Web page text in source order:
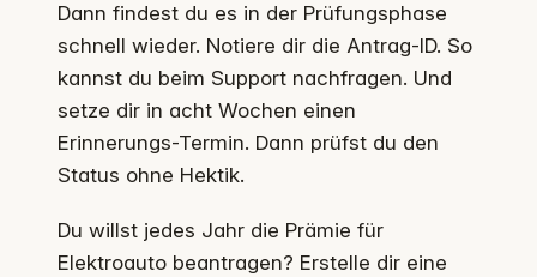
Dann findest du es in der Prüfungsphase
schnell wieder. Notiere dir die Antrag-ID. So
kannst du beim Support nachfragen. Und
setze dir in acht Wochen einen
Erinnerungs-Termin. Dann prüfst du den
Status ohne Hektik.
Du willst jedes Jahr die Prämie für
Elektroauto beantragen? Erstelle dir eine